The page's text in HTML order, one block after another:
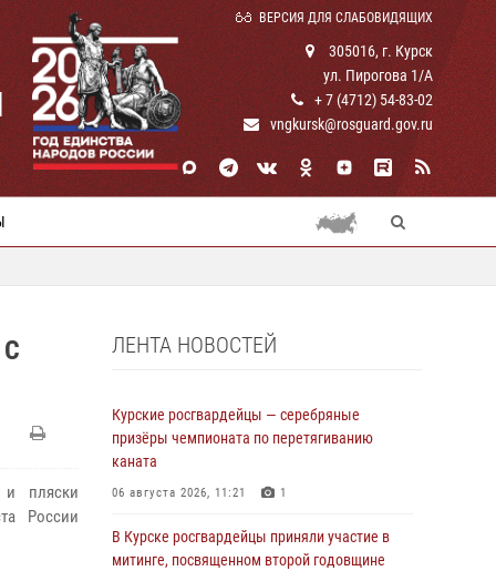
ВЕРСИЯ ДЛЯ СЛАБОВИДЯЩИХ
305016, г. Курск
ул. Пирогова 1/А
+ 7 (4712) 54-83-02
vngkursk@rosguard.gov.ru
и пляски
России
ЛЕНТА НОВОСТЕЙ
Курские росгвардейцы — серебряные
призёры чемпионата по перетягиванию
каната
06 августа 2026, 11:21 1
В Курске росгвардейцы приняли участие в
митинге, посвященном второй годовщине